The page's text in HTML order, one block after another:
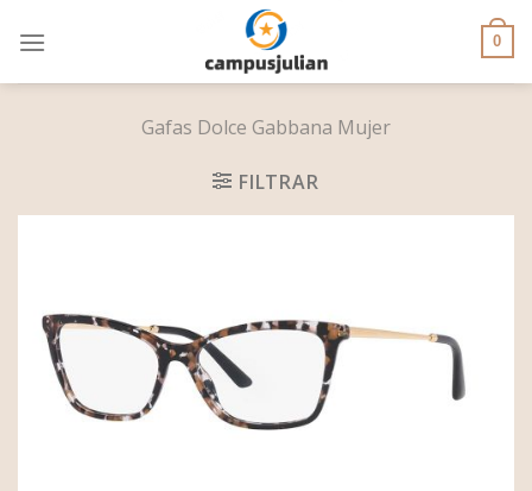
0
Gafas Dolce Gabbana Mujer
FILTRAR